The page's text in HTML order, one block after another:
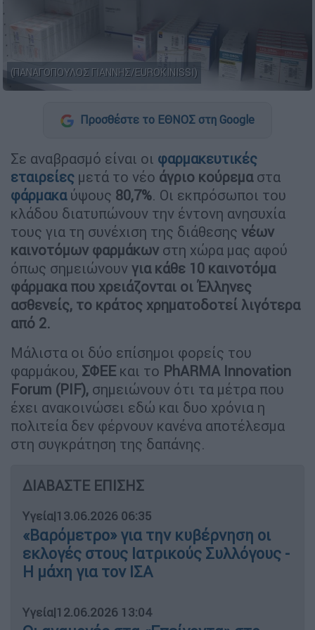
(ΠΑΝΑΓΟΠΟΥΛΟΣ ΓΙΑΝΝΗΣ/EUROKINISSI)
Προσθέστε το ΕΘΝΟΣ στη Google
Σε αναβρασμό είναι οι φαρμακευτικές
εταιρείες μετά το νέο άγριο κούρεμαστα
φάρμακα ύψους 80,7%. Οι εκπρόσωποι του
κλάδου διατυπώνουν την έντονη ανησυχία
τους για τη συνέχιση της διάθεσης νέων
καινοτόμων φαρμάκων στη χώρα μας αφού
όπως σημειώνουν για κάθε 10 καινοτόμα
φάρμακα που χρειάζονται οι Έλληνες
ασθενείς, το κράτος χρηματοδοτεί λιγότερα
από 2.
Μάλιστα οι δύο επίσημοι φορείς του
φαρμάκου, ΣΦΕΕ και το PhARMA Innovation
Forum (PIF), σημειώνουν ότι τα μέτρα που
έχει ανακοινώσει εδώ και δυο χρόνια η
πολιτεία δεν φέρνουν κανένα αποτέλεσμα
στη συγκράτηση της δαπάνης.
ΔΙΑΒΑΣΤΕ ΕΠΙΣΗΣ
Υγεία|13.06.2026 06:35
«Βαρόμετρο» για την κυβέρνηση οι
εκλογές στους Ιατρικούς Συλλόγους -
Η μάχη για τον ΙΣΑ
Υγεία|12.06.2026 13:04